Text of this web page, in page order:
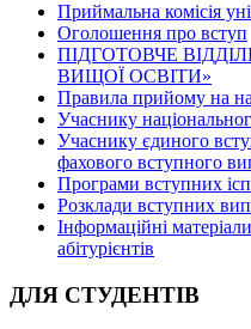
Приймальна комісія
Оголошення про вступ
ПІДГОТОВЧЕ
ВИЩОЇ ОСВІТИ»
Правила прийому на
Учаснику
Учаснику єдиного
фахового вступного
Програми вступних
Розклади вступних
Інформаційні
абітурієнтів
ДЛЯ СТУДЕНТІВ